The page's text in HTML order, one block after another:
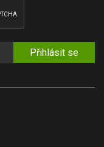
Přihlásit se